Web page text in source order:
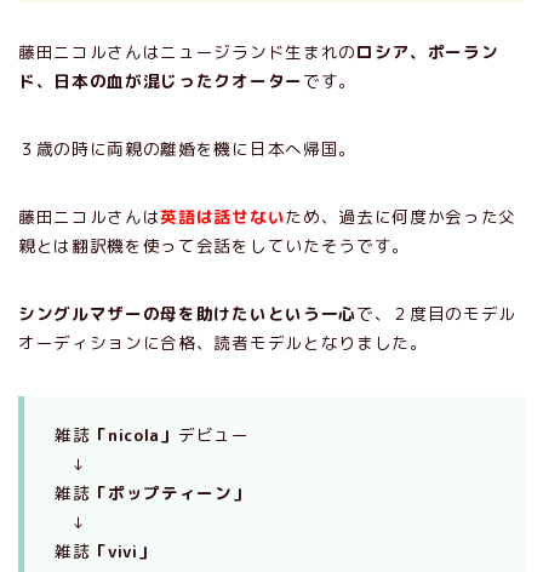
藤田ニコルさんはニュージランド生まれのロシア、ポーラン
ド、日本の血が混じったクオーターです。
３歳の時に両親の離婚を機に日本へ帰国。
藤田ニコルさんは英語は話せないため、過去に何度か会った父
親とは翻訳機を使って会話をしていたそうです。
シングルマザーの母を助けたいという一心で、２度目のモデル
オーディションに合格、読者モデルとなりました。
雑誌 「nicola」 デビュー
↓
雑誌 「ポップティーン」
↓
雑誌 「vivi」